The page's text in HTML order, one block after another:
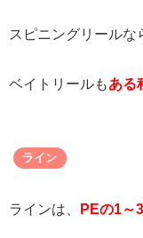
スピニングリールな
ベイトリールもある
ライン
ラインは、 PEの1～